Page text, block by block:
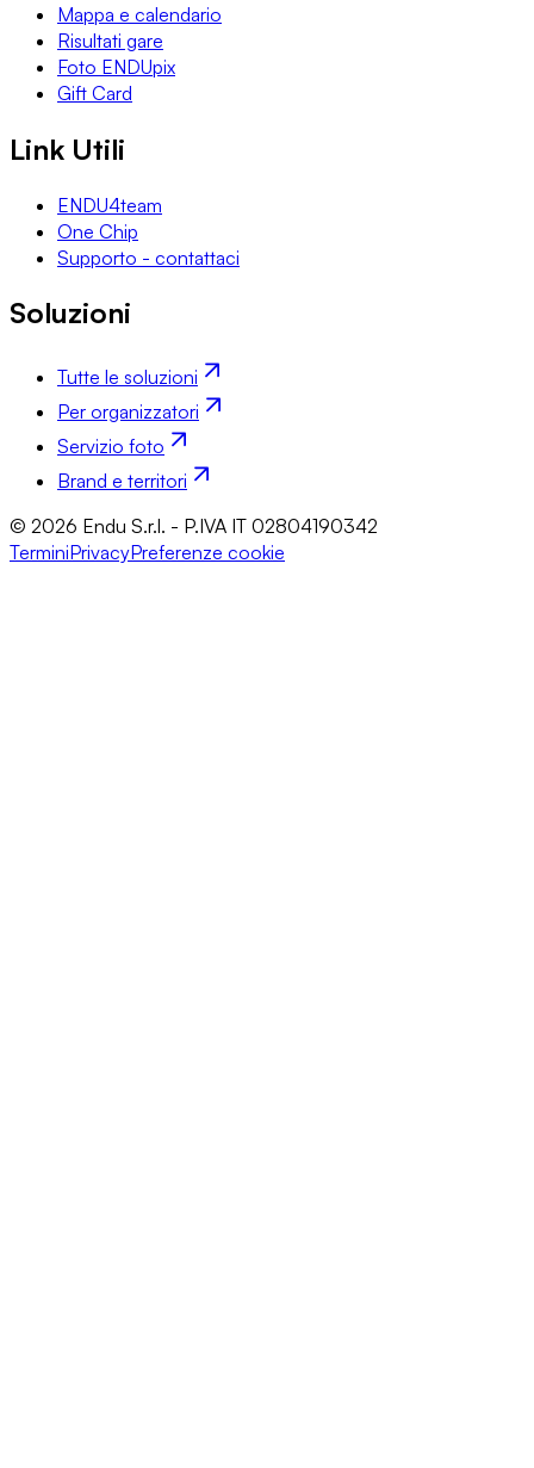
Mappa e calendario
Risultati gare
Foto ENDUpix
Gift Card
Link Utili
ENDU4team
One Chip
Supporto - contattaci
Soluzioni
Tutte le soluzioni
Per organizzatori
Servizio foto
Brand e territori
© 2026 Endu S.r.l. - P.IVA IT 02804190342
TerminiPrivacyPreferenze cookie